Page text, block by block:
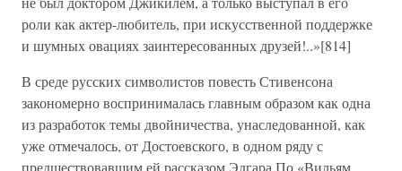
роли как актер-любитель, при искусственной поддержке
и шумных овациях заинтересованных друзей!..»[814]
В среде русских символистов повесть Стивенсона
закономерно воспринималась главным образом как одна
из разработок темы двойничества, унаследованной, как
уже отмечалось, от Достоевского, в одном ряду с
предшествовавшим ей рассказом Эдгара По «Вильям